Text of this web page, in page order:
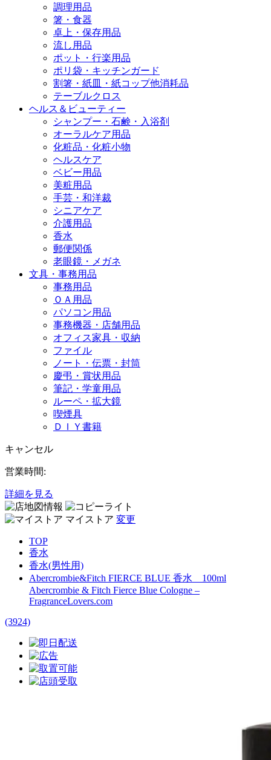
調理用品
箸・食器
卓上・保存用品
流し用品
ポット・行楽用品
ポリ袋・キッチンガード
割箸・紙皿・紙コップ他消耗品
テーブルクロス
ヘルス＆ビューティー
シャンプー・石鹸・入浴剤
オーラルケア用品
化粧品・化粧小物
ヘルスケア
ベビー用品
美粧用品
手芸・和洋裁
シニアケア
介護用品
香水
郵便関係
老眼鏡・メガネ
文具・事務用品
事務用品
ＯＡ用品
パソコン用品
事務機器・店舗用品
オフィス家具・収納
ファイル
ノート・伝票・封筒
慶弔・賞状用品
筆記・学童用品
ルーペ・拡大鏡
喫煙具
ＤＩＹ書籍
キャンセル
営業時間:
詳細を見る
マイストア 変更
TOP
香水
香水(男性用)
Abercrombie&Fitch FIERCE BLUE 香水 100ml
Abercrombie & Fitch Fierce Blue Cologne –
FragranceLovers.com
(3924)